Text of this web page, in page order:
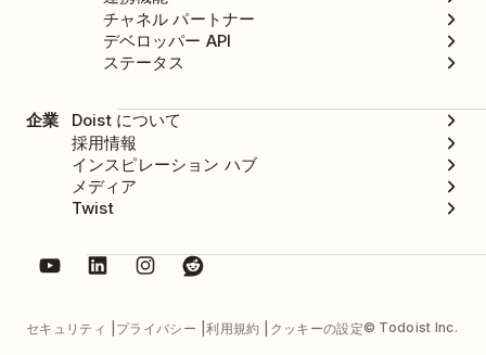
チャネル パートナー
デベロッパー API
ステータス
企業
Doist について
採用情報
インスピレーション ハブ
メディア
Twist
セキュリティ プライバシー 利用規約 クッキーの設定© Todoist Inc.